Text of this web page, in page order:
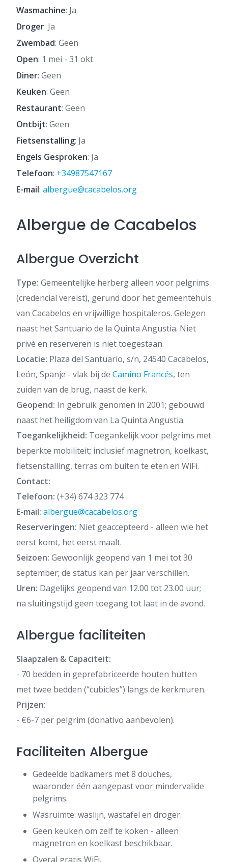
Wasmachine: Ja
Droger: Ja
Zwembad: Geen
Open: 1 mei - 31 okt
Diner: Geen
Keuken: Geen
Restaurant: Geen
Ontbijt: Geen
Fietsenstalling: Ja
Engels Gesproken: Ja
Telefoon: +34987547167
E-mail: albergue@cacabelos.org
Albergue de Cacabelos
Albergue Overzicht
Type: Gemeentelijke herberg alleen voor pelgrims
(credencial vereist), gerund door het gemeentehuis
van Cacabelos en vrijwillige hospitaleros. Gelegen
naast het Santuario de la Quinta Angustia. Niet
privé en reserveren is niet toegestaan.
Locatie: Plaza del Santuario, s/n, 24540 Cacabelos,
León, Spanje - vlak bij de Camino Francés, ten
zuiden van de brug, naast de kerk.
Geopend: In gebruik genomen in 2001; gebouwd
naast het heiligdom van La Quinta Angustia.
Toegankelijkheid: Toegankelijk voor pelgrims met
beperkte mobiliteit; inclusief magnetron, koelkast,
fietsenstalling, terras om buiten te eten en WiFi.
Contact:
Telefoon: (+34) 674 323 774
E-mail: albergue@cacabelos.org
Reserveringen: Niet geaccepteerd - alleen wie het
eerst komt, het eerst maalt.
Seizoen: Gewoonlijk geopend van 1 mei tot 30
september; de status kan per jaar verschillen.
Uren: Dagelijks geopend van 12.00 tot 23.00 uur;
na sluitingstijd geen toegang tot laat in de avond.
Albergue faciliteiten
Slaapzalen & Capaciteit:
- 70 bedden in geprefabriceerde houten hutten
met twee bedden (“cubicles”) langs de kerkmuren.
Prijzen:
- €6-7 per pelgrim (donativo aanbevolen).
Faciliteiten Albergue
Gedeelde badkamers met 8 douches,
waaronder één aangepast voor mindervalide
pelgrims.
Wasruimte: waslijn, wastafel en droger.
Geen keuken om zelf te koken - alleen
magnetron en koelkast beschikbaar.
Overal gratis WiFi.